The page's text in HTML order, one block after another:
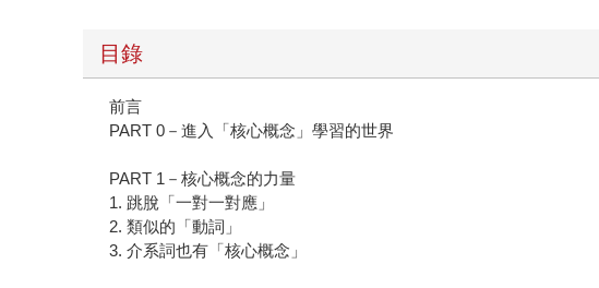
目錄
前言
PART 0－進入「核心概念」學習的世界
PART 1－核心概念的力量
1. 跳脫「一對一對應」
2. 類似的「動詞」
3. 介系詞也有「核心概念」